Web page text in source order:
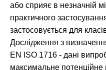
або сприяє в незначній
практичного
застосовується для
Дослідження з
ЕN ISО 1716 - дані
максимальне потенційне